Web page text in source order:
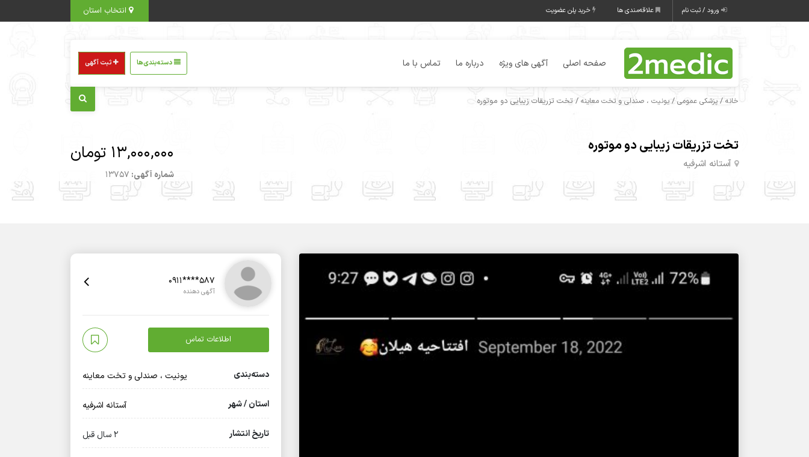
ورود / ثبت نام علاقه‌مندی ها خرید پلن عضویت
صفحه اصلی آگهی های ویژه درباره ما تماس با ما دسته‌بندی‌ها ثبت آگهی
خانه / پزشکی عمومی / یونیت ، صندلی و تخت معاینه / تخت تزریقات زیبایی دو موتوره
تخت تزریقات زیبایی دو موتوره
آستانه اشرفیه 13,000,000 تومان
شماره آگهی: 13757
0911****587
آگهی دهنده
اطلاعات تماس
دسته‌بندی یونیت ، صندلی و تخت معاینه
استان / شهر آستانه اشرفیه
تاریخ انتشار 2 سال قبل